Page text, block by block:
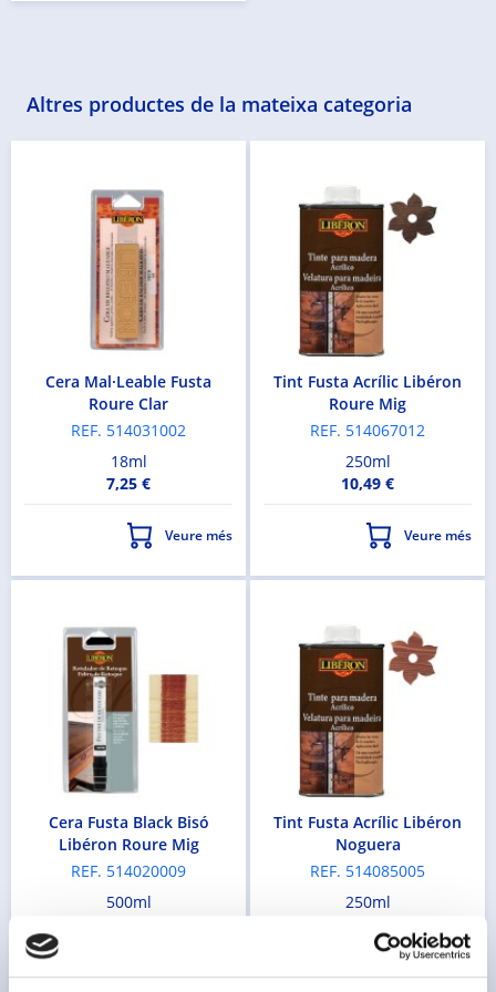
Altres productes de la mateixa categoria
Cera Mal·Leable Fusta
Roure Clar
REF. 514031002
18ml
7,25 €
Veure més
Tint Fusta Acrílic Libéron
Roure Mig
REF. 514067012
250ml
10,49 €
Veure més
Cera Fusta Black Bisó
Libéron Roure Mig
REF. 514020009
500ml
Veure més
Tint Fusta Acrílic Libéron
Noguera
REF. 514085005
250ml
Veure més